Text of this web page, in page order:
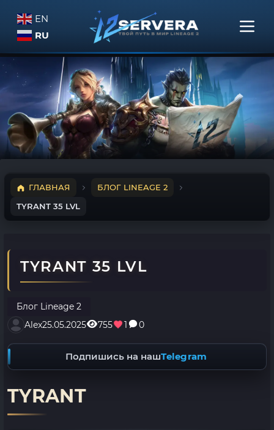
EN
RU
ГЛАВНАЯ
БЛОГ LINEAGE 2
TYRANT 35 LVL
TYRANT 35 LVL
Блог Lineage 2
Alex25.05.2025 755 1 0
Подпишись на нашTelegram
TYRANT